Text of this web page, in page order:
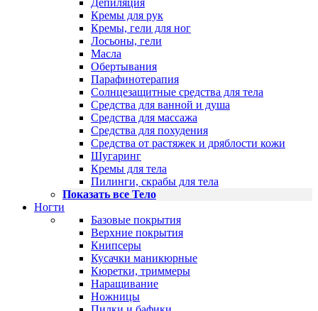
Депиляция
Кремы для рук
Кремы, гели для ног
Лосьоны, гели
Масла
Обертывания
Парафинотерапия
Солнцезащитные средства для тела
Средства для ванной и душа
Средства для массажа
Средства для похудения
Средства от растяжек и дряблости кожи
Шугаринг
Кремы для тела
Пилинги, скрабы для тела
Показать все Тело
Ногти
Базовые покрытия
Верхние покрытия
Книпсеры
Кусачки маникюрные
Кюретки, триммеры
Наращивание
Ножницы